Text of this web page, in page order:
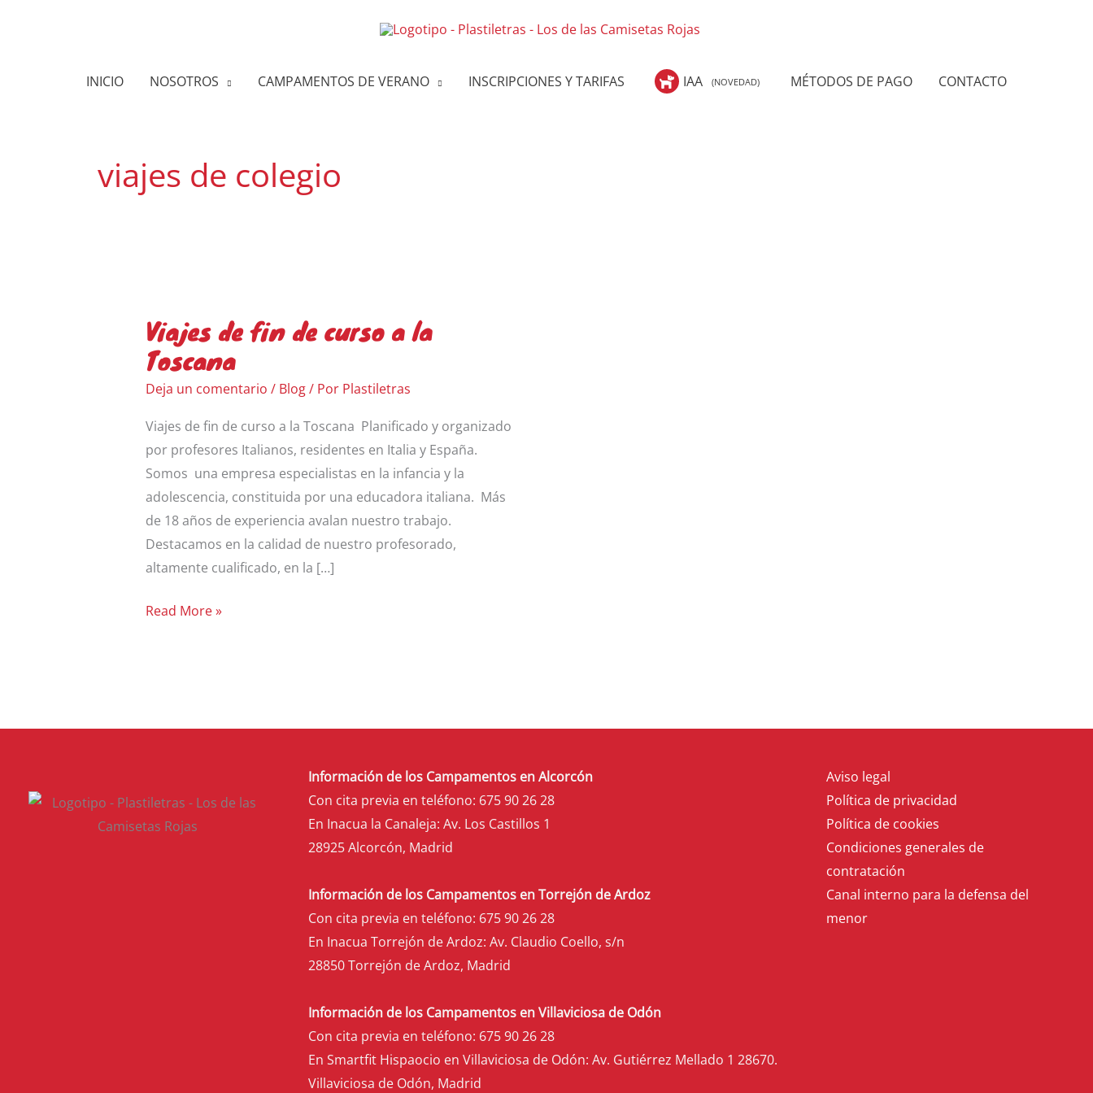
INICIO
NOSOTROS CAMPAMENTOS DE VERANO INSCRIPCIONES Y TARIFAS IAA (NOVEDAD) MÉTODOS DE PAGO CONTACTO
viajes de colegio
Viajes de fin de curso a la
Toscana
Deja un comentario / Blog/ Por Plastiletras
Viajes de fin de curso a la Toscana Planificado y organizado
por profesores Italianos, residentes en Italia y España.
Somos una empresa especialistas en la infancia y la
adolescencia, constituida por una educadora italiana. Más
de 18 años de experiencia avalan nuestro trabajo.
Destacamos en la calidad de nuestro profesorado,
altamente cualificado, en la […]
Viajes
de
fin
de
curso
a
la
Toscana
Read More »
Información de los Campamentos en Alcorcón
Con cita previa en teléfono: 675 90 26 28
En Inacua la Canaleja: Av. Los Castillos 1
28925 Alcorcón, Madrid
Información de los Campamentos en Torrejón de Ardoz
Con cita previa en teléfono: 675 90 26 28
En Inacua Torrejón de Ardoz: Av. Claudio Coello, s/n
28850 Torrejón de Ardoz, Madrid
Información de los Campamentos en Villaviciosa de Odón
Con cita previa en teléfono: 675 90 26 28
En Smartfit Hispaocio en Villaviciosa de Odón: Av. Gutiérrez Mellado 1 28670.
Villaviciosa de Odón, Madrid
Aviso legal
Política de privacidad
Política de cookies
Condiciones generales de
contratación
Canal interno para la defensa del
menor